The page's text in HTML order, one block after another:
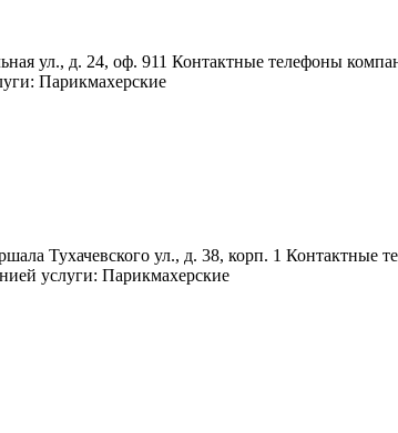
ул., д. 24, оф. 911 Контактные телефоны
Парикмахерские
ул., д. 38, корп. 1 Контактные
услуги: Парикмахерские